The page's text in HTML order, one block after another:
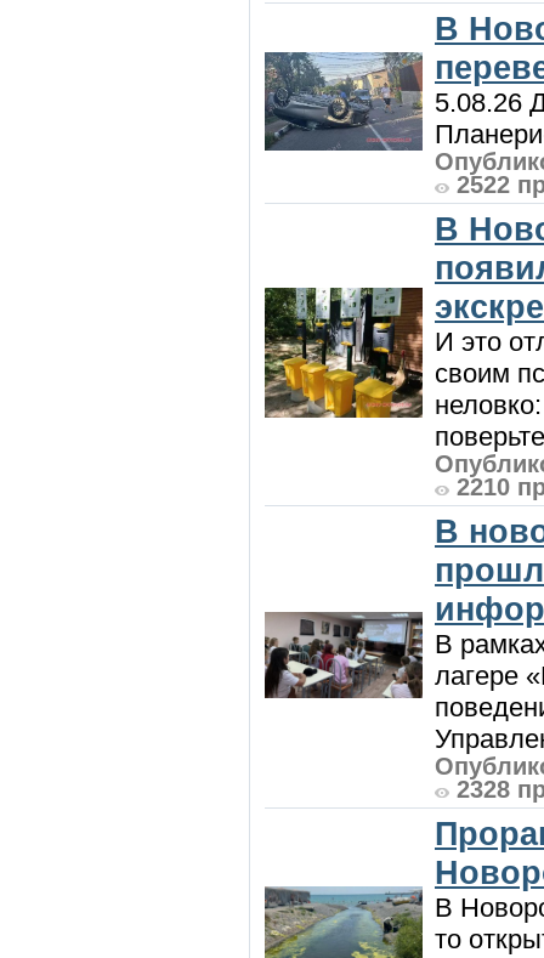
В
5.08.26
2522
В
И это
своим
2210
В
В
лагере
2328
В
то